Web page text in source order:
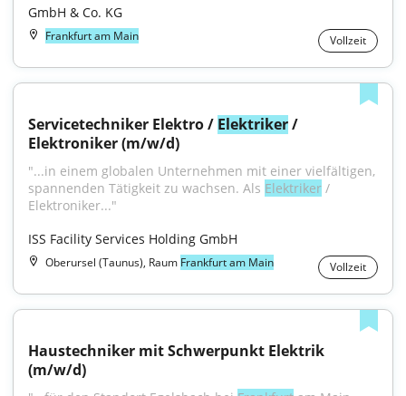
GmbH & Co. KG
Frankfurt am Main Vollzeit
Servicetechniker Elektro / Elektriker /
Elektroniker (m/w/d)
"...in einem globalen Unternehmen mit einer vielfältigen,
spannenden Tätigkeit zu wachsen. Als Elektriker /
Elektroniker..."
ISS Facility Services Holding GmbH
Oberursel (Taunus), Raum Frankfurt am Main Vollzeit
Haustechniker mit Schwerpunkt Elektrik
(m/w/d)